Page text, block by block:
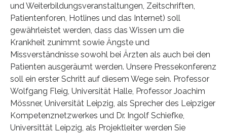
und Weiterbildungsveranstaltungen, Zeitschriften,
Patientenforen, Hotlines und das Internet) soll
gewährleistet werden, dass das Wissen um die
Krankheit zunimmt sowie Ängste und
Missverständnisse sowohl bei Ärzten als auch bei den
Patienten ausgeräumt werden. Unsere Pressekonferenz
soll ein erster Schritt auf diesem Wege sein. Professor
Wolfgang Fleig, Universität Halle, Professor Joachim
Mössner, Universität Leipzig, als Sprecher des Leipziger
Kompetenznetzwerkes und Dr. Ingolf Schiefke,
Universittät Leipzig, als Projektleiter werden Sie